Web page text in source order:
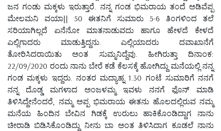
ಜನ ಗಂಡು ಮಕ್ಕಳು ಇರುತ್ತಾರೆ. ನನ್ನ ಗಂಡ ಭಿಮರಾಯ ತಂದೆ ಅಡಿವೆಪ್ಪ
ಮೇಲಮನಿ ವಯಾ|| 50 ಈತನಿಗೆ ಸುಮಾರು 5-6 ತಿಂಗಳಿಂದ ತಲೆ
ಸರಿಯಾಗಿಲ್ಲದೆ ಏನೆನೋ ಮಾತನಾಡುವದು ಹಾಗೂ ಹೇಳದೆ ಕೇಳದೆ
ಎಲ್ಲಿಗಾದರು ಮಾಡುತ್ತಿದ್ದನು. ಎಲ್ಲಿಯಾದರು ದವಾಖಾನೆಗೆ
ತೋರಿಸಿದರಾಯಿತು ಅಂತ ಸುಮ್ಮನಿದ್ದೆವು. ಹೀಗಿರುತ್ತಾ ದಿನಾಂಕ:
22/09/2020 ರಂದು ನಾನು ಬೇರೆ ಕಡೆ ಕೆಲಸಕ್ಕೆ ಹೋಗಿದ್ದು ಮನೆಯಲ್ಲಿ ನನ್ನ
ಗಂಡ ಮಕ್ಕಳು ಇದ್ದರು. ನಂತರ ಮದ್ಯಾಹ್ನ 1.30 ಗಂಟೆ ಸುಮಾರಿಗೆ ನನಗೆ
ನನ್ನ ದೊಡ್ಡ ಮಗಳಾದ ಅಂಜಳಮ್ಮ ಇವಳು ನನಗೆ ಫೊನ್ ಮಾಡಿ
ತಿಳಿಸಿದ್ದೇನೆಂದರೆ, ನಮ್ಮ ಅಪ್ಪ ಭಿಮರಾಯ ಈತನು ಹೊಲದಲ್ಲಿರುವ ನಮ್ಮ
ಮನೆಯ ಹಿಂದಿನ ಬೇವಿನ ಗಿಡಕ್ಕೆ ಉರುಲು ಹಾಕಿಕೊಂಡಿದ್ದಾಗ ನಾನು
ಚೀರಾಡಿ ಬಿಡಿಸಿಕೊಂಡಿದ್ದು ನೀನು ಬಾ ಅಂತ ತಿಳಿಸಿದಾಗ ಕೂಡಲೆ ನಾನು